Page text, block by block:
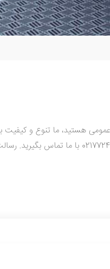
هستید، ما تنوع و کیفیت
کسب اطلاعات بیشتر و دریافت مشاوره رایگان، از طریق